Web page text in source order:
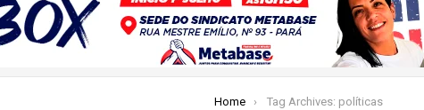
Home Tag Archives: políticas